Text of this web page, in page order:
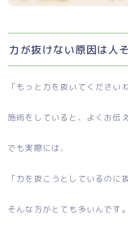
力が抜けない原因は人
「もっと力を抜いてください
施術をしていると、よくお伝
でも実際には、
「力を抜こうとしているのに
そんな方がとても多いんです。